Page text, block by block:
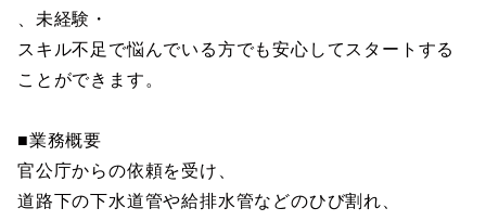
、未経験・
スキル不足で悩んでいる方でも安心してスタートする
ことができます。
■業務概要
官公庁からの依頼を受け、
道路下の下水道管や給排水管などのひび割れ、